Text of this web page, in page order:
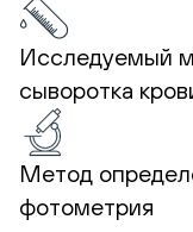
Исследуемый
сыворотка
Метод
фотометрия